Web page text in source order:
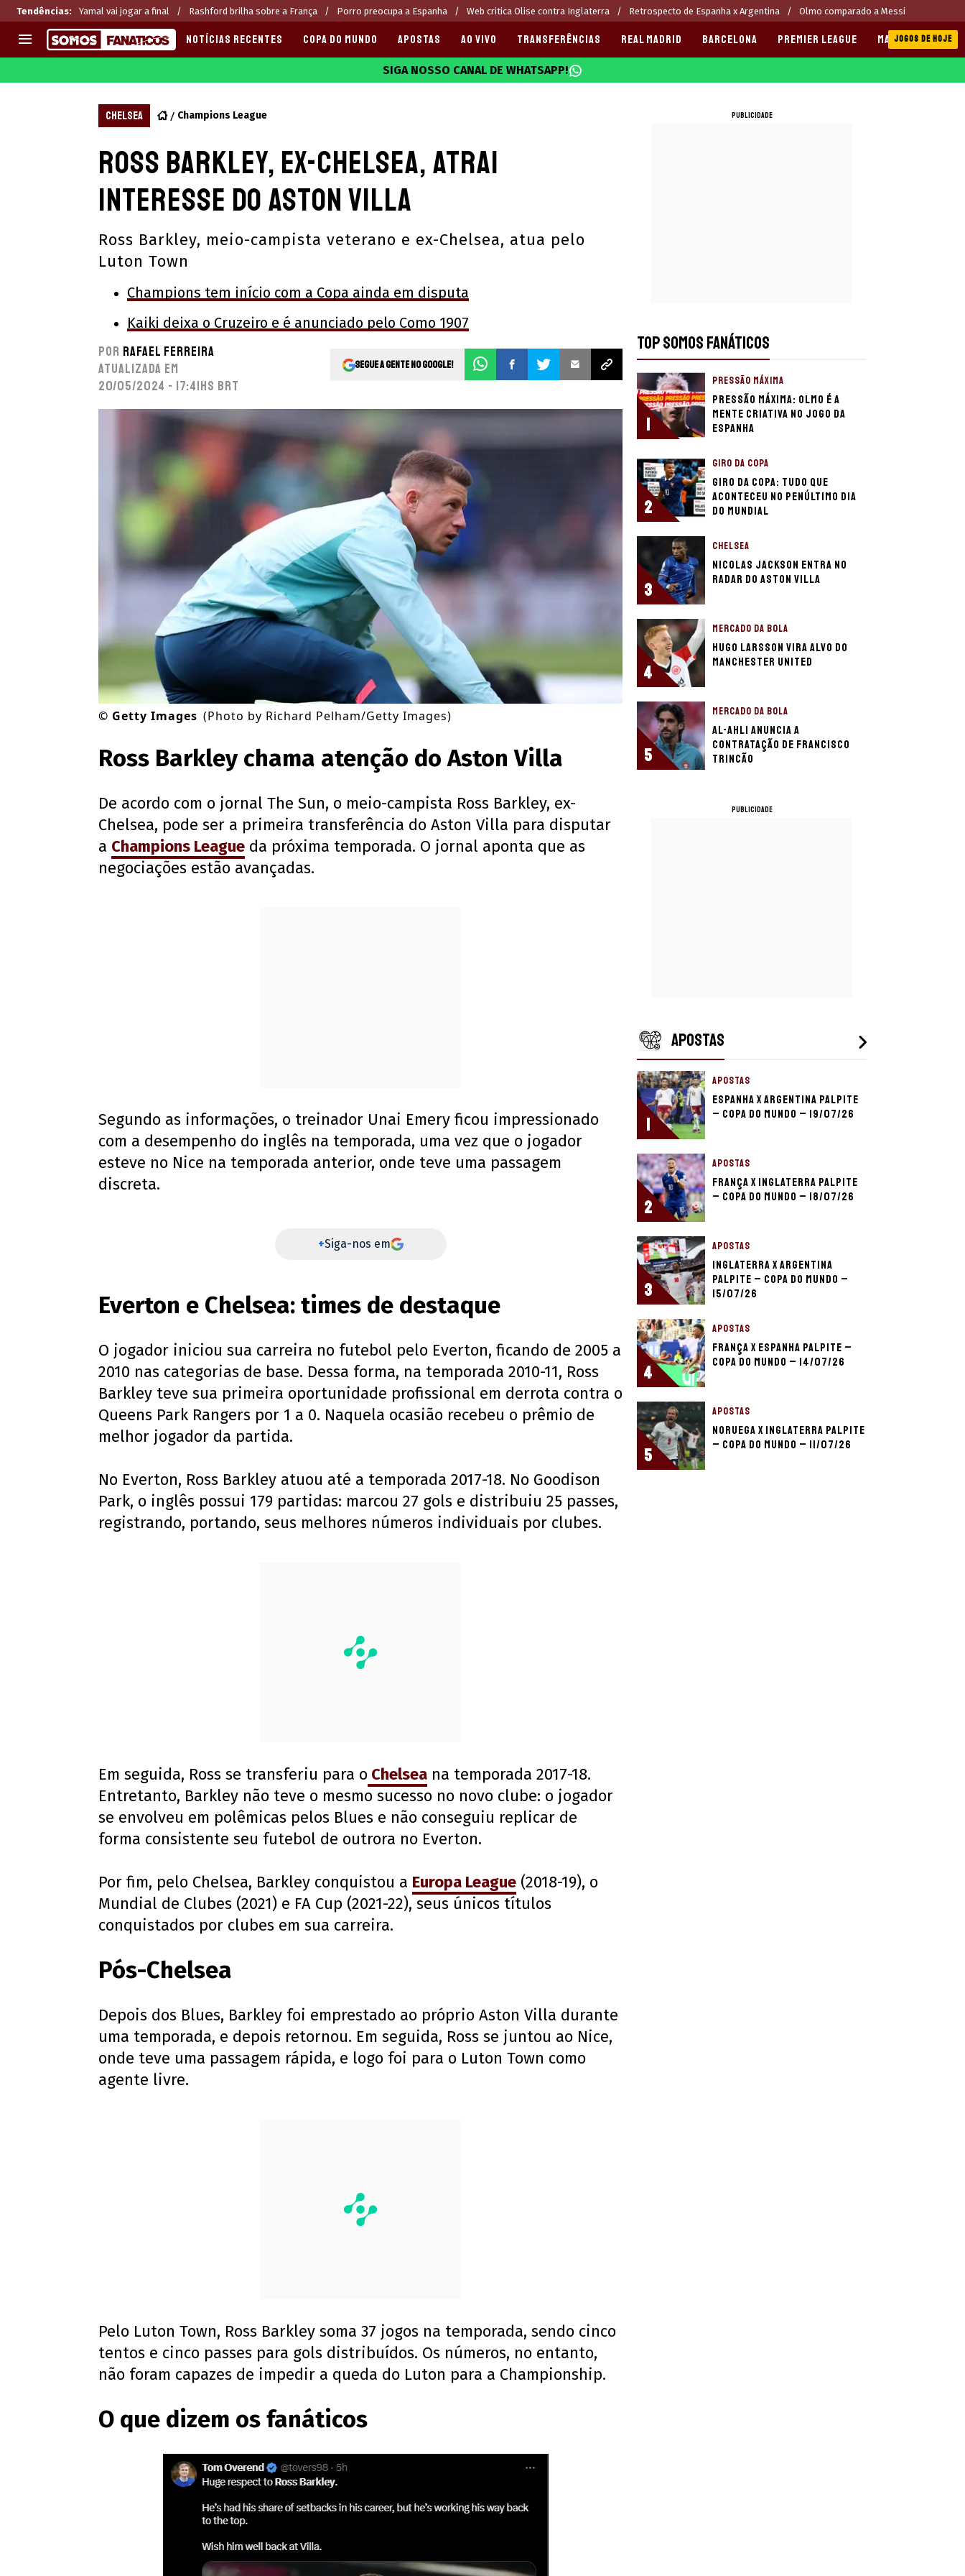
Tendências: Yamal vai jogar a final Rashford brilha sobre a França Porro preocupa a Espanha Web critica Olise contra Inglaterra Retrospecto de Espanha x Argentina Olmo comparado a Messi
CHAMPIONS LEAGUE
PREMIER LEAGUE
LIGA PORTUGUESA
EUROPA LEAGUE
Melhores sites de apostas 2025
CASAS DE APOSTAS
CÓDIGOS e OFERTAS
APPS
NOTÍCIAS RECENTES COPA DO MUNDO APOSTAS AO VIVO TRANSFERÊNCIAS REAL MADRID BARCELONA PREMIER LEAGUE MANCHESTER CITY
JOGOS DE HOJE
SIGA NOSSO CANAL DE WHATSAPP!
CHELSEA Champions League
Ross Barkley, ex-Chelsea, atrai
interesse do Aston Villa
Ross Barkley, meio-campista veterano e ex-Chelsea, atua pelo
Luton Town
Champions tem início com a Copa ainda em disputa
Kaiki deixa o Cruzeiro e é anunciado pelo Como 1907
Por Rafael Ferreira
Atualizada em
20/05/2024 - 17:41hs BRT
Segue a gente no Google!
© Getty Images (Photo by Richard Pelham/Getty Images)
Ross Barkley chama atenção do Aston Villa
De acordo com o jornal The Sun, o meio-campista Ross Barkley, ex-
Chelsea, pode ser a primeira transferência do Aston Villa para disputar
a Champions League da próxima temporada. O jornal aponta que as
negociações estão avançadas.
Segundo as informações, o treinador Unai Emery ficou impressionado
com a desempenho do inglês na temporada, uma vez que o jogador
esteve no Nice na temporada anterior, onde teve uma passagem
discreta.
+Siga-nos em
Everton e Chelsea: times de destaque
O jogador iniciou sua carreira no futebol pelo Everton, ficando de 2005 a
2010 nas categorias de base. Dessa forma, na temporada 2010-11, Ross
Barkley teve sua primeira oportunidade profissional em derrota contra o
Queens Park Rangers por 1 a 0. Naquela ocasião recebeu o prêmio de
melhor jogador da partida.
No Everton, Ross Barkley atuou até a temporada 2017-18. No Goodison
Park, o inglês possui 179 partidas: marcou 27 gols e distribuiu 25 passes,
registrando, portando, seus melhores números individuais por clubes.
Em seguida, Ross se transferiu para o Chelsea na temporada 2017-18.
Entretanto, Barkley não teve o mesmo sucesso no novo clube: o jogador
se envolveu em polêmicas pelos Blues e não conseguiu replicar de
forma consistente seu futebol de outrora no Everton.
Por fim, pelo Chelsea, Barkley conquistou a Europa League (2018-19), o
Mundial de Clubes (2021) e FA Cup (2021-22), seus únicos títulos
conquistados por clubes em sua carreira.
Pós-Chelsea
Depois dos Blues, Barkley foi emprestado ao próprio Aston Villa durante
uma temporada, e depois retornou. Em seguida, Ross se juntou ao Nice,
onde teve uma passagem rápida, e logo foi para o Luton Town como
agente livre.
Pelo Luton Town, Ross Barkley soma 37 jogos na temporada, sendo cinco
tentos e cinco passes para gols distribuídos. Os números, no entanto,
não foram capazes de impedir a queda do Luton para a Championship.
O que dizem os fanáticos
PUBLICIDADE
TOP SOMOS FANÁTICOS
1
PRESSÃO MÁXIMA
Pressão máxima: Olmo é a
mente criativa no jogo da
Espanha
2
GIRO DA COPA
Giro da Copa: Tudo que
aconteceu no penúltimo dia
do Mundial
3
CHELSEA
Nicolas Jackson entra no
radar do Aston Villa
4
MERCADO DA BOLA
Hugo Larsson vira alvo do
Manchester United
5
MERCADO DA BOLA
Al-Ahli anuncia a
contratação de Francisco
Trincão
PUBLICIDADE
APOSTAS
1
APOSTAS
Espanha x Argentina palpite
– Copa do Mundo – 19/07/26
2
APOSTAS
França x Inglaterra palpite
– Copa do Mundo – 18/07/26
3
APOSTAS
Inglaterra x Argentina
palpite – Copa do Mundo –
15/07/26
4
APOSTAS
França x Espanha palpite –
Copa do Mundo – 14/07/26
5
APOSTAS
Noruega x Inglaterra palpite
– Copa do Mundo – 11/07/26